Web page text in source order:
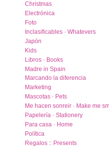
Christmas
Electrónica
Foto
Inclasificables · Whatevers
Japón
Kids
Libros · Books
Madre in Spain
Marcando la diferencia
Marketing
Mascotas · Pets
Me hacen sonreir · Make me
Papelería · Stationery
Para casa · Home
Política
Regalos :: Presents